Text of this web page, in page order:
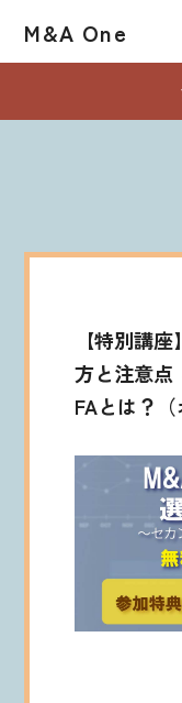
M&A One
【特別講
方と注意点
FAとは？（